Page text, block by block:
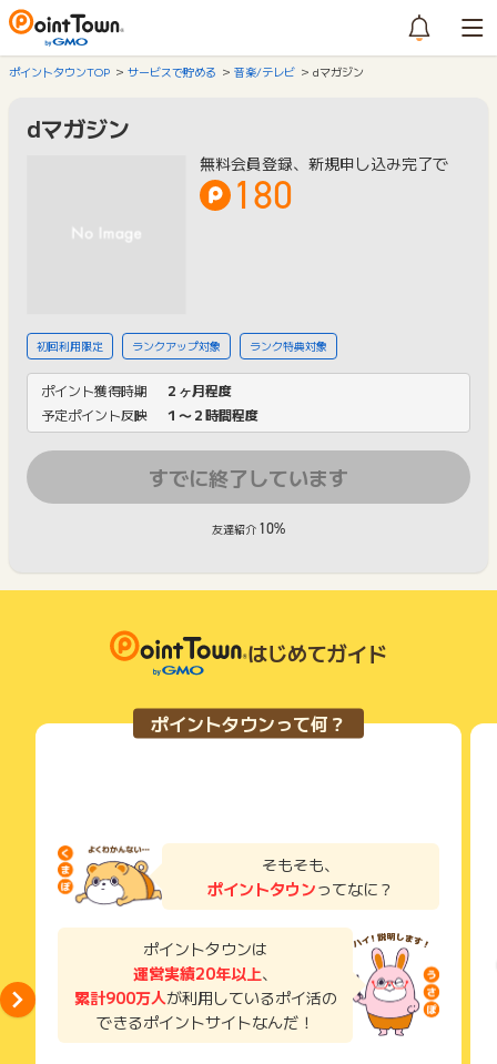
ポイントタウンTOP サービスで貯める 音楽/テレビ dマガジン
dマガジン
無料会員登録、新規申し込み完了で
180
初回利用限定 ランクアップ対象 ランク特典対象
ポイント獲得時期
２ヶ月程度
予定ポイント反映
１〜２時間程度
すでに終了しています
友達紹介 10%
はじめてガイド
ポイントタウンって何？
そもそも、
ポイントタウンってなに？
ポイントタウンは
運営実績20年以上、
累計900万人が利用しているポイ活の
できるポイントサイトなんだ！